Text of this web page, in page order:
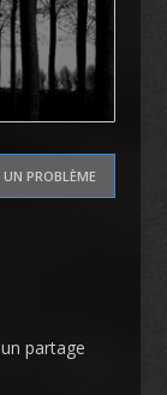
UN PROBLÈME
partage